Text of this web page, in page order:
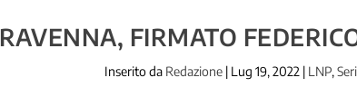
RAVENNA, FIRMATO
Inserito da Redazione| Lug 19, 2022 | LNP,